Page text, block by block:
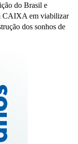
do Brasil e
CAIXA em viabilizar
dos sonhos de